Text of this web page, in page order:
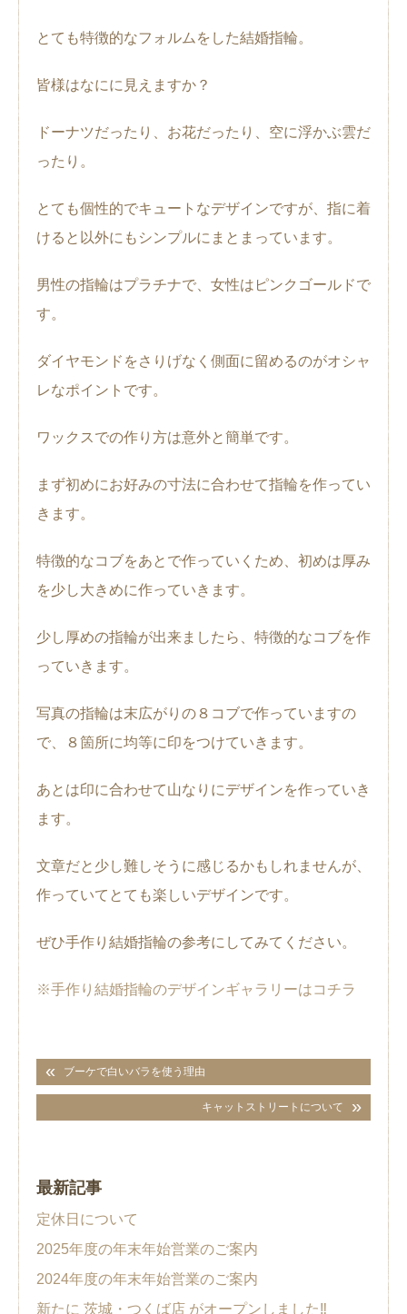
とても特徴的なフォルムをした結婚指輪。
皆様はなにに見えますか？
ドーナツだったり、お花だったり、空に浮かぶ雲だ
ったり。
とても個性的でキュートなデザインですが、指に着
けると以外にもシンプルにまとまっています。
男性の指輪はプラチナで、女性はピンクゴールドで
す。
ダイヤモンドをさりげなく側面に留めるのがオシャ
レなポイントです。
ワックスでの作り方は意外と簡単です。
まず初めにお好みの寸法に合わせて指輪を作ってい
きます。
特徴的なコブをあとで作っていくため、初めは厚み
を少し大きめに作っていきます。
少し厚めの指輪が出来ましたら、特徴的なコブを作
っていきます。
写真の指輪は末広がりの８コブで作っていますの
で、８箇所に均等に印をつけていきます。
あとは印に合わせて山なりにデザインを作っていき
ます。
文章だと少し難しそうに感じるかもしれませんが、
作っていてとても楽しいデザインです。
ぜひ手作り結婚指輪の参考にしてみてください。
※手作り結婚指輪のデザインギャラリーはコチラ
ブーケで白いバラを使う理由
キャットストリートについて
最新記事
定休日について
2025年度の年末年始営業のご案内
2024年度の年末年始営業のご案内
新たに 茨城・つくば店 がオープンしました‼︎